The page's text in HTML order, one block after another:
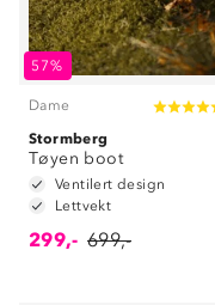
57%
Dame
Stormberg
Tøyen boot
Ventilert design
Lettvekt
299,- 699,-